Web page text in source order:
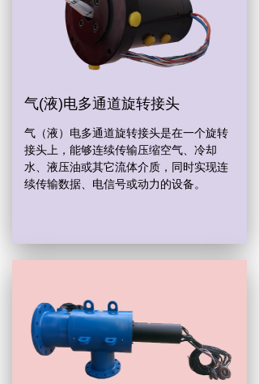
气(液)电多通道旋转接头
气（液）电多通道旋转接头是在一个旋转
接头上，能够连续传输压缩空气、冷却
水、液压油或其它流体介质，同时实现连
续传输数据、电信号或动力的设备。